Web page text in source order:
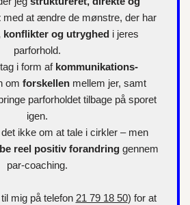
med at ændre de mønstre, der har
konflikter og utryghed i jeres
parforhold.
i form af kommunikations-
om forskellen mellem jer, samt
parforholdet tilbage på sporet
igen.
ikke om at tale i cirkler – men
reel positiv forandring gennem
par-coaching.
mig på telefon 21 79 18 50) for at